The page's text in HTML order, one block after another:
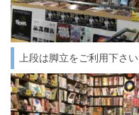
上段は脚立をご利用下さい